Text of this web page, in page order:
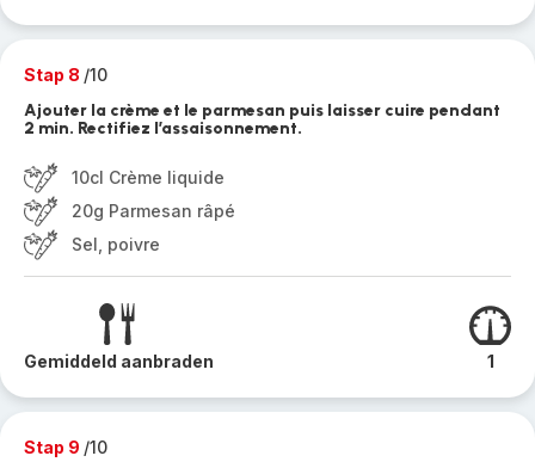
Stap 8 /10
Ajouter la crème et le parmesan puis laisser cuire pendant
2 min. Rectifiez l’assaisonnement.
10cl Crème liquide
20g Parmesan râpé
Sel, poivre
Gemiddeld aanbraden 1
Stap 9 /10